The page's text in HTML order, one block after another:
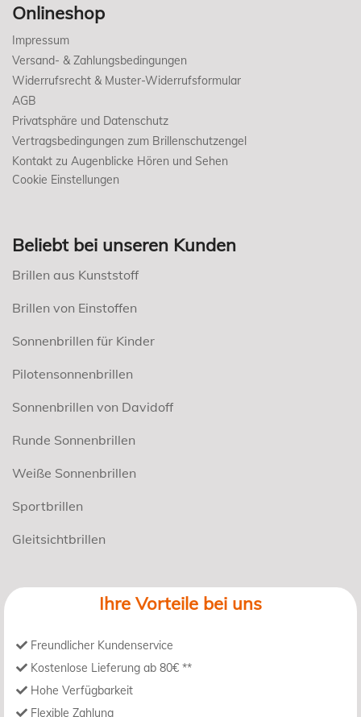
Onlineshop
Impressum
Versand- & Zahlungsbedingungen
Widerrufsrecht & Muster-Widerrufsformular
AGB
Privatsphäre und Datenschutz
Vertragsbedingungen zum Brillenschutzengel
Kontakt zu Augenblicke Hören und Sehen
Cookie Einstellungen
Beliebt bei unseren Kunden
Brillen aus Kunststoff
Brillen von Einstoffen
Sonnenbrillen für Kinder
Pilotensonnenbrillen
Sonnenbrillen von Davidoff
Runde Sonnenbrillen
Weiße Sonnenbrillen
Sportbrillen
Gleitsichtbrillen
Ihre Vorteile bei uns
Freundlicher Kundenservice
Kostenlose Lieferung ab 80€ **
Hohe Verfügbarkeit
Flexible Zahlung